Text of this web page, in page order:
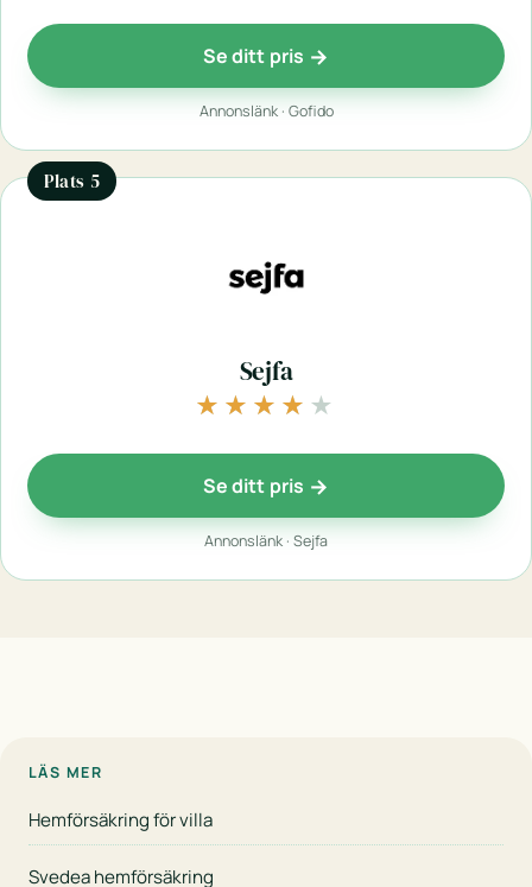
Se ditt pris
Annonslänk · Gofido
Plats 5
Sejfa
★★★★★
★★★★★
Se ditt pris
Annonslänk · Sejfa
LÄS MER
Hemförsäkring för villa
Svedea hemförsäkring